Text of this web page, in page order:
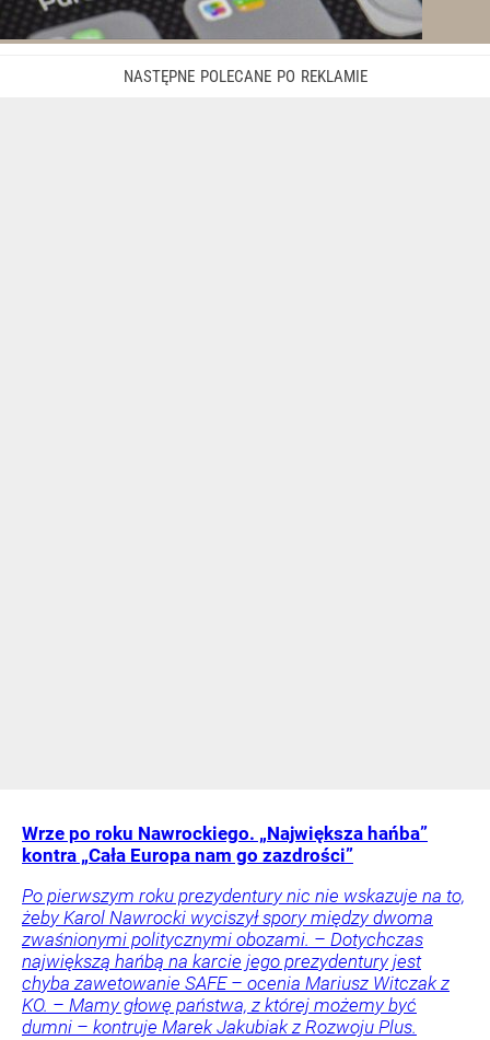
Wrze po roku Nawrockiego. „Największa hańba”
kontra „Cała Europa nam go zazdrości”
Po pierwszym roku prezydentury nic nie wskazuje na to,
żeby Karol Nawrocki wyciszył spory między dwoma
zwaśnionymi politycznymi obozami. – Dotychczas
największą hańbą na karcie jego prezydentury jest
chyba zawetowanie SAFE – ocenia Mariusz Witczak z
KO. – Mamy głowę państwa, z której możemy być
dumni – kontruje Marek Jakubiak z Rozwoju Plus.